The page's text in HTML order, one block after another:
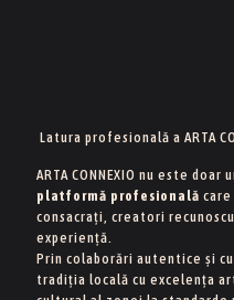
Latura profesională a ARTA
ARTA CONNEXIO nu este
platformă profesională
consacrați, creatori
experiență.
Prin colaborări autentice și
tradiția locală cu excelența